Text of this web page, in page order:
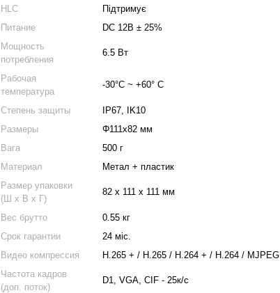
HLC
Підтримує
Питание
DC 12В ± 25%
Мощность
потребления
6.5 Вт
Рабочая
температура
-30°C ~ +60° C
Степень защиты
IP67, IK10
Размеры
Φ111х82 мм
Вага
500 г
Материал
Метал + пластик
Размер упаковки
(Ш х В х Г)
82 x 111 x 111 мм
Вес брутто
0.55 кг
Срок гарантии
24 міс.
Видео компрессия
H.265 + / H.265 / H.264 + / H.264 / MJPEG
Частота кадров
(доп. поток)
D1, VGA, CIF - 25к/c